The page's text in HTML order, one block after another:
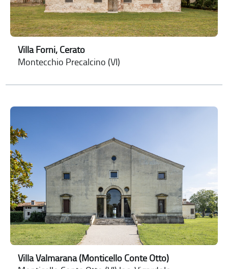
Villa Forni, Cerato
Montecchio Precalcino (VI)
Villa Valmarana (Monticello Conte Otto)